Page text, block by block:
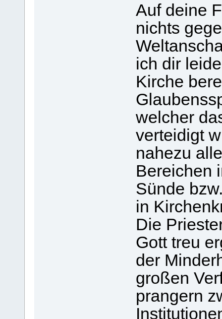
Auf deine
nichts
ich dir
Kirche
welcher
verteidigt
nahezu
Bereichen
Sünde
in
Die
Gott treu
der
großen
prangern